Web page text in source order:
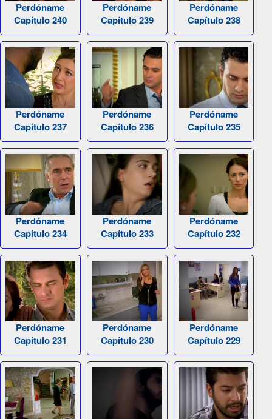
Perdóname
Capítulo 240
Perdóname
Capítulo 239
Perdóname
Capítulo 238
Perdóname
Capítulo 237
Perdóname
Capítulo 236
Perdóname
Capítulo 235
Perdóname
Capítulo 234
Perdóname
Capítulo 233
Perdóname
Capítulo 232
Perdóname
Capítulo 231
Perdóname
Capítulo 230
Perdóname
Capítulo 229